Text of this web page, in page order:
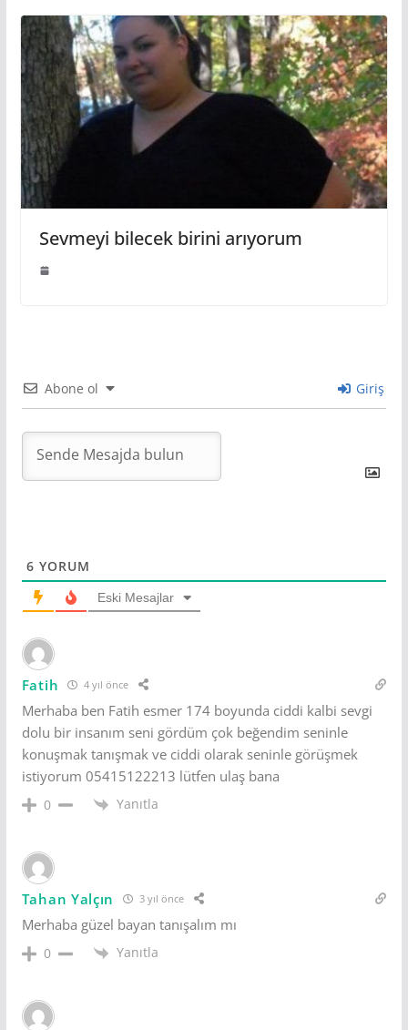
Sevmeyi bilecek birini arıyorum
Abone ol Giriş
6 YORUM
Eski Mesajlar
Fatih 4 yıl önce
Merhaba ben Fatih esmer 174 boyunda ciddi kalbi sevgi
dolu bir insanım seni gördüm çok beğendim seninle
konuşmak tanışmak ve ciddi olarak seninle görüşmek
istiyorum 05415122213 lütfen ulaş bana
0 Yanıtla
Tahan Yalçın 3 yıl önce
Merhaba güzel bayan tanışalım mı
0 Yanıtla